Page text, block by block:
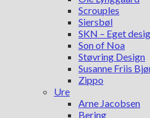
Scrouples
Siersbøl
SKN – Eget
Son of Noa
Støvring Design
Susanne Friis
Zippo
Ure
Arne Jacobsen
Bering